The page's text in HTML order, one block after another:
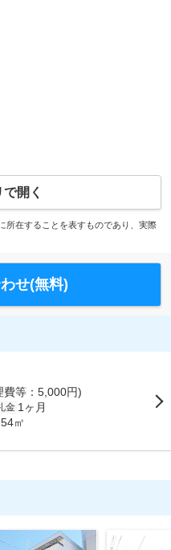
開く
所在することを表すものであり、実際
せ(無料)
費等：5,000円)
金 1ヶ月
㎡